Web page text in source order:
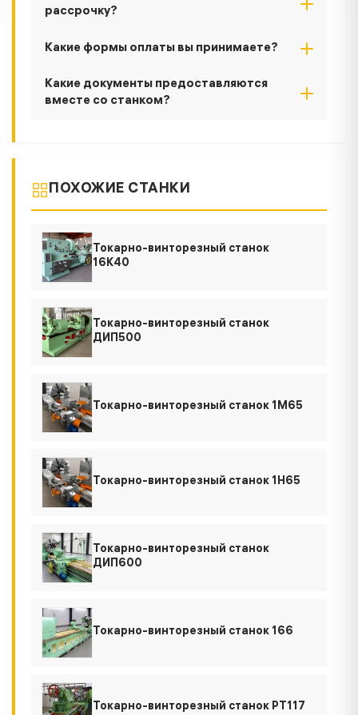
рассрочку?
Какие формы оплаты вы принимаете?
Какие документы предоставляются
вместе со станком?
ПОХОЖИЕ СТАНКИ
Токарно-винторезный станок
16К40
Токарно-винторезный станок
ДИП500
Токарно-винторезный станок 1М65
Токарно-винторезный станок 1Н65
Токарно-винторезный станок
ДИП600
Токарно-винторезный станок 166
Токарно-винторезный станок РТ117